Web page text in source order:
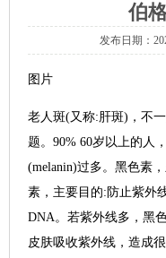
伯
发布日期：
图片
老人斑(又称:肝斑)，不
题。90% 60岁以上的人
(melanin)过多。黑色素
素，主要目的:防止紫外
DNA。若紫外线多，黑
皮肤吸收紫外线，造成